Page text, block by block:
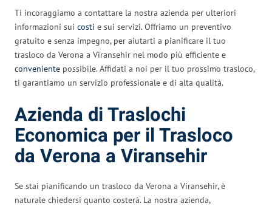
Ti incoraggiamo a contattare la nostra azienda per ulteriori
informazioni sui costi e sui servizi. Offriamo un preventivo
gratuito e senza impegno, per aiutarti a pianificare il tuo
trasloco da Verona a Viransehir nel modo più efficiente e
conveniente possibile. Affidati a noi per il tuo prossimo trasloco,
ti garantiamo un servizio professionale e di alta qualità.
Azienda di Traslochi
Economica per il Trasloco
da Verona a Viransehir
Se stai pianificando un trasloco da Verona a Viransehir, è
naturale chiedersi quanto costerà. La nostra azienda,